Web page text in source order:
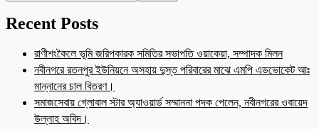
Recent Posts
রাণীশংকৈলে ভূমি জরিপকারক সমিতির সভাপতি ওয়াকেয়া, সম্পাদক মিলন
নবীনগরে রতনপুর ইউনিয়নে অসহায় দুস্ত পরিবারের মাঝে এমপি এডভোকেট আঃ
মান্নানের চাল বিতরণ।
সমাজসেবায় গ্লোবাল স্টার অ্যাওয়ার্ড সম্মাননা পদক পেলেন, নবীনগরের ওবায়েদ
উল্লাহ অবিদ।